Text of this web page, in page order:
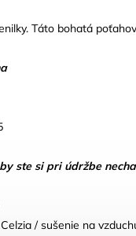
Táto bohatá
ste si pri údržbe
/ sušenie na